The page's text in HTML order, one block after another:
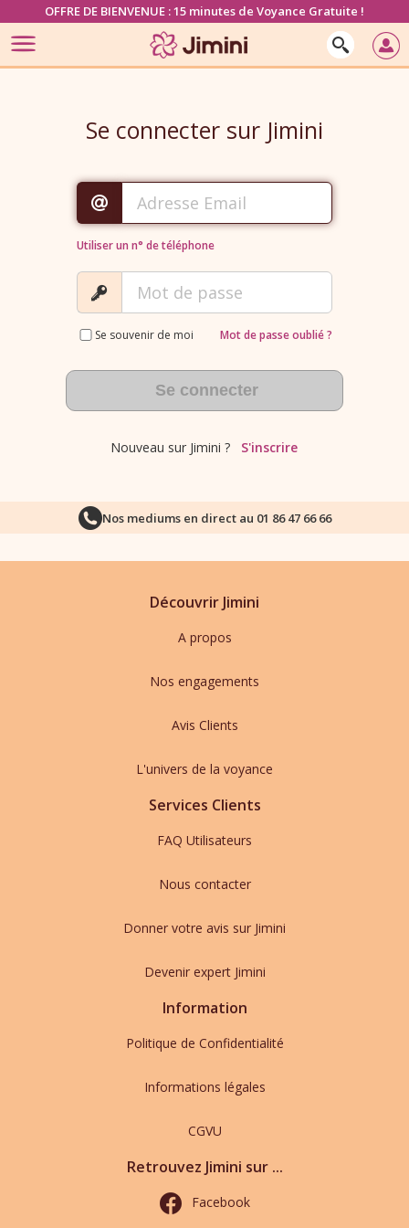
OFFRE DE BIENVENUE : 15 minutes de Voyance Gratuite !
Se connecter sur Jimini
Utiliser un n° de téléphone
Se souvenir de moi Mot de passe oublié ?
Nouveau sur Jimini ? S'inscrire
Nos mediums en direct au 01 86 47 66 66
Découvrir Jimini
A propos
Nos engagements
Avis Clients
L'univers de la voyance
Services Clients
FAQ Utilisateurs
Nous contacter
Donner votre avis sur Jimini
Devenir expert Jimini
Information
Politique de Confidentialité
Informations légales
CGVU
Retrouvez Jimini sur ...
Facebook